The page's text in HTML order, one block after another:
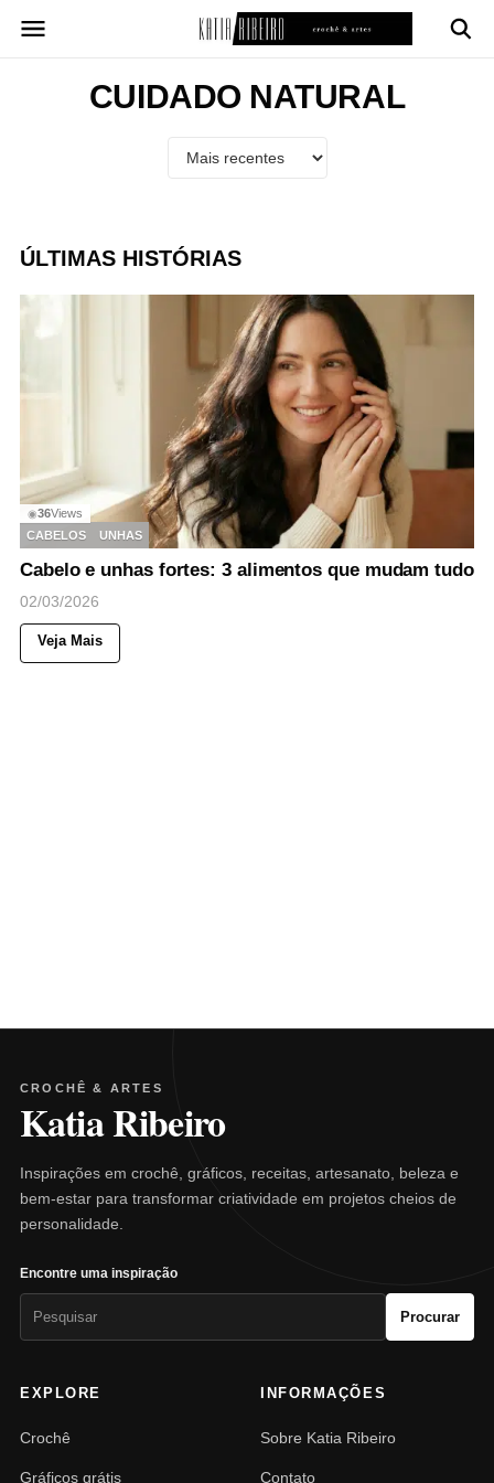
para
CUIDADO NATURAL
ÚLTIMAS HISTÓRIAS
◉36Views
CABELOS
UNHAS
Cabelo e unhas fortes: 3 alimentos que mudam tudo
02/03/2026
Veja Mais
CROCHÊ & ARTES
Katia Ribeiro
Inspirações em crochê, gráficos, receitas, artesanato, beleza e
bem-estar para transformar criatividade em projetos cheios de
personalidade.
Encontre uma inspiração
Procurar
EXPLORE
Crochê
Gráficos grátis
INFORMAÇÕES
Sobre Katia Ribeiro
Contato